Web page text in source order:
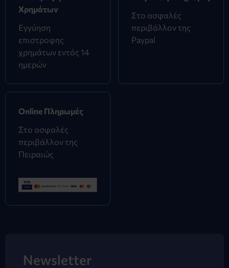
Χρημάτων
Εγγύηση
επιστροφης
χρημάτων εντός 14
ημερών
Στο ασφαλές
περιβάλλον της
Paypal
Online Πληρωμές
Στο ασφαλές
περιβάλλον της
Πειραιώς
Newsletter